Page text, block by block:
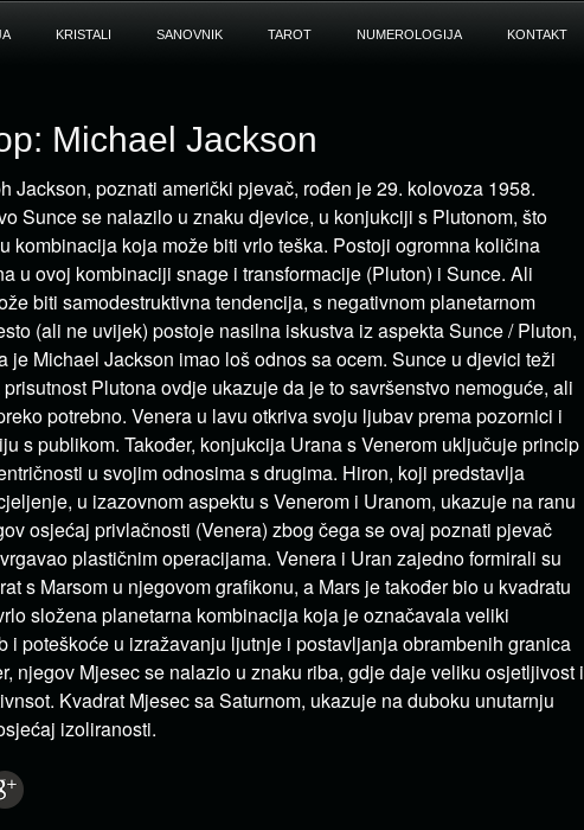
KRISTALI SANOVNIK TAROT NUMEROLOGIJA KONTAKT
Michael Jackson
Jackson, poznati američki pjevač, rođen je 29. kolovoza 1958.
Sunce se nalazilo u znaku djevice, u konjukciji s Plutonom, što
kombinacija koja može biti vrlo teška. Postoji ogromna količina
u ovoj kombinaciji snage i transformacije (Pluton) i Sunce. Ali
biti samodestruktivna tendencija, s negativnom planetarnom
(ali ne uvijek) postoje nasilna iskustva iz aspekta Sunce / Pluton,
je Michael Jackson imao loš odnos sa ocem. Sunce u djevici teži
Plutona ovdje ukazuje da je to savršenstvo nemoguće, ali
potrebno. Venera u lavu otkriva svoju ljubav prema pozornici i
s publikom. Također, konjukcija Urana s Venerom uključuje princip
u svojim odnosima s drugima. Hiron, koji predstavlja
u izazovnom aspektu s Venerom i Uranom, ukazuje na ranu
osjećaj privlačnosti (Venera) zbog čega se ovaj poznati pjevač
plastičnim operacijama. Venera i Uran zajedno formirali su
s Marsom u njegovom grafikonu, a Mars je također bio u kvadratu
složena planetarna kombinacija koja je označavala veliki
i poteškoće u izražavanju ljutnje i postavljanja obrambenih granica
njegov Mjesec se nalazio u znaku riba, gdje daje veliku osjetljivost i
Kvadrat Mjesec sa Saturnom, ukazuje na duboku unutarnju
izoliranosti.